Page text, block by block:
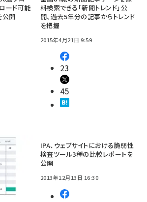
ード可能
公開
料検索できる「新聞トレンド」公
開、過去5年分の記事からトレンド
を把握
2015年4月21日 9:59
23
45
IPA、ウェブサイトにおける脆弱性
検査ツール3種の比較レポートを
公開
2013年12月13日 16:30